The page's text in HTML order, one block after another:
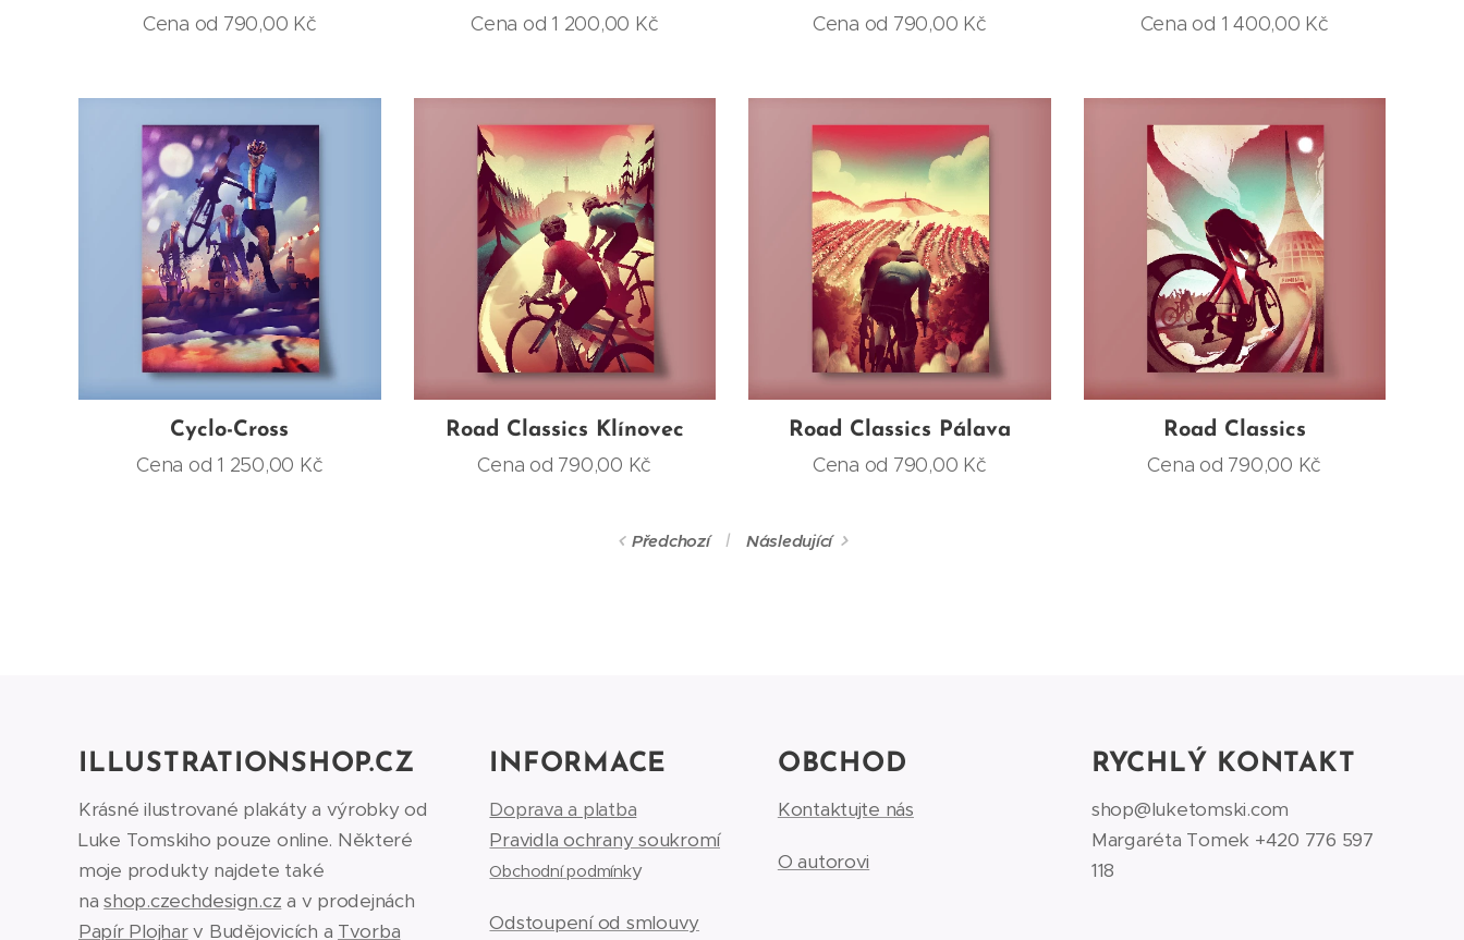
Cena od 790,00 Kč Cena od 1 200,00 Kč Cena od 790,00 Kč Cena od 1 400,00 Kč
Cyclo-Cross
Cena od 1 250,00 Kč
Road Classics Klínovec
Cena od 790,00 Kč
Road Classics Pálava
Cena od 790,00 Kč
Road Classics
Cena od 790,00 Kč
Předchozí Následující
ILLUSTRATIONSHOP.CZ
Krásné ilustrované plakáty a výrobky od
Luke Tomskiho pouze online. Některé
moje produkty najdete také
nashop.czechdesign.cz a v prodejnách
Papír Plojharv Budějovicích a Tvorba
INFORMACE
Doprava a platba
Pravidla ochrany soukromí
Obchodní podmínky
Odstoupení od smlouvy
OBCHOD
Kontaktujte nás
O autorovi
RYCHLÝ KONTAKT
shop@luketomski.com
Margaréta Tomek +420 776 597
118‬